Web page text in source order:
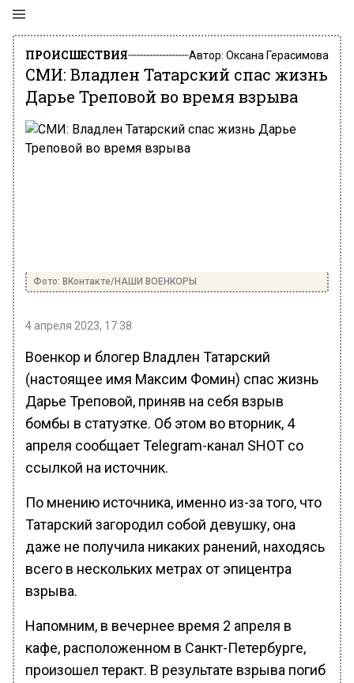
ПРОИСШЕСТВИЯ Автор: Оксана Герасимова
СМИ: Владлен Татарский спас жизнь
Дарье Треповой во время взрыва
Фото: ВКонтакте/НАШИ ВОЕНКОРЫ
4 апреля 2023, 17:38
Военкор и блогер Владлен Татарский
(настоящее имя Максим Фомин) спас жизнь
Дарье Треповой, приняв на себя взрыв
бомбы в статуэтке. Об этом во вторник, 4
апреля сообщает Telegram-канал SHOT со
ссылкой на источник.
По мнению источника, именно из-за того, что
Татарский загородил собой девушку, она
даже не получила никаких ранений, находясь
всего в нескольких метрах от эпицентра
взрыва.
Напомним, в вечернее время 2 апреля в
кафе, расположенном в Санкт-Петербурге,
произошел теракт. В результате взрыва погиб